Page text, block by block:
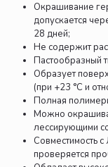
Окрашивание
допускается
28 дней;
Не содержит
Пастообразный
Образует
(при +23 °C и
Полная
Можно
лессирующими
Совместимость
проверяется